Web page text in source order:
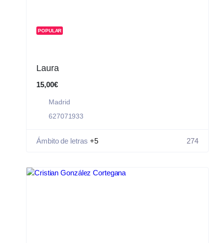
POPULAR
Laura
15,00€
Madrid
627071933
Ámbito de letras +5 274